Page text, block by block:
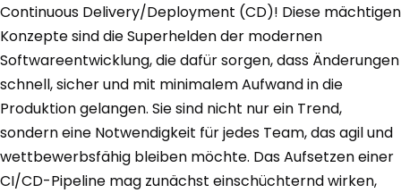
Continuous Delivery/Deployment (CD)! Diese mächtigen
Konzepte sind die Superhelden der modernen
Softwareentwicklung, die dafür sorgen, dass Änderungen
schnell, sicher und mit minimalem Aufwand in die
Produktion gelangen. Sie sind nicht nur ein Trend,
sondern eine Notwendigkeit für jedes Team, das agil und
wettbewerbsfähig bleiben möchte. Das Aufsetzen einer
CI/CD-Pipeline mag zunächst einschüchternd wirken,